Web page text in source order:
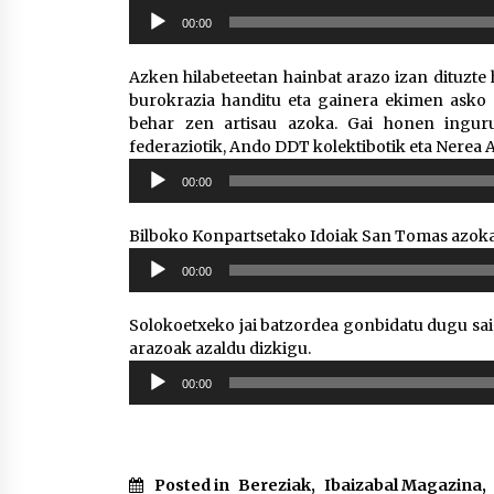
Soinu
erreproduzigailua
00:00
Azken hilabeteetan hainbat arazo izan
burokrazia handitu eta gainera ekimen asko
behar zen artisau azoka. Gai honen
federaziotik, Ando DDT kolektibotik eta Nerea
Soinu
erreproduzigailua
00:00
Bilboko Konpartsetako Idoiak San Tomas
Soinu
erreproduzigailua
00:00
Solokoetxeko jai batzordea gonbidatu dugu
arazoak azaldu dizkigu.
Soinu
erreproduzigailua
00:00
Posted in Bereziak, Ibaizabal Magazina,